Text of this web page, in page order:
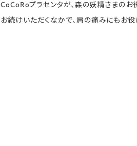
CoCoRoプラセンタが、森の妖精さまのお
お続けいただくなかで、肩の痛みにもお役